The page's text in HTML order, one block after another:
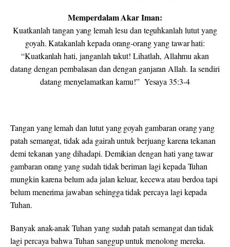
Memperdalam Akar Iman:
Kuatkanlah tangan yang lemah lesu dan teguhkanlah lutut yang
goyah. Katakanlah kepada orang-orang yang tawar hati:
“Kuatkanlah hati, janganlah takut! Lihatlah, Allahmu akan
datang dengan pembalasan dan dengan ganjaran Allah. Ia sendiri
datang menyelamatkan kamu!” Yesaya 35:3-4
Tangan yang lemah dan lutut yang goyah gambaran orang yang
patah semangat, tidak ada gairah untuk berjuang karena tekanan
demi tekanan yang dihadapi. Demikian dengan hati yang tawar
gambaran orang yang sudah tidak beriman lagi kepada Tuhan
mungkin karena belum ada jalan keluar, kecewa atau berdoa tapi
belum menerima jawaban sehingga tidak percaya lagi kepada
Tuhan.
Banyak anak-anak Tuhan yang sudah patah semangat dan tidak
lagi percaya bahwa Tuhan sanggup untuk menolong mereka.